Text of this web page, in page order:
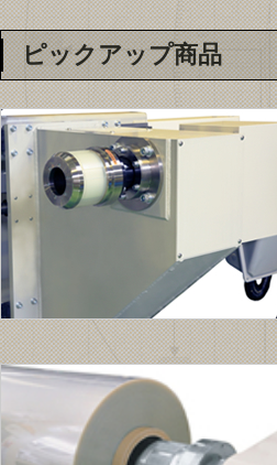
ピックアップ商品